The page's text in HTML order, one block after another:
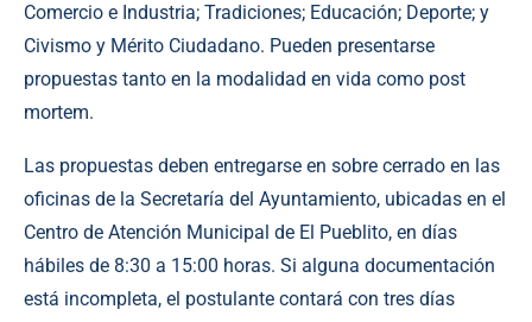
Comercio e Industria; Tradiciones; Educación; Deporte; y
Civismo y Mérito Ciudadano. Pueden presentarse
propuestas tanto en la modalidad en vida como post
mortem.
Las propuestas deben entregarse en sobre cerrado en las
oficinas de la Secretaría del Ayuntamiento, ubicadas en el
Centro de Atención Municipal de El Pueblito, en días
hábiles de 8:30 a 15:00 horas. Si alguna documentación
está incompleta, el postulante contará con tres días